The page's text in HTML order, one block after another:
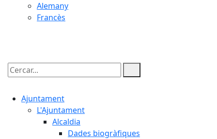
Alemany
Francès
Cercar:
Ajuntament
L'Ajuntament
Alcaldia
Dades biogràfiques